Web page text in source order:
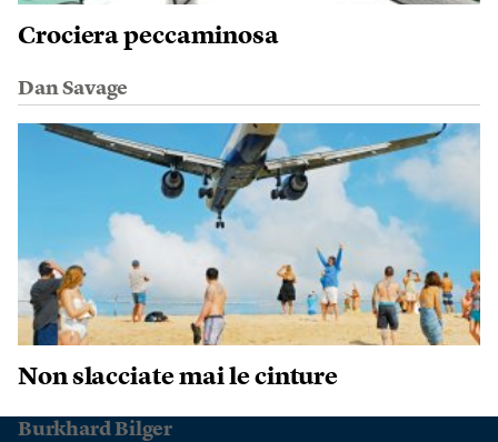
Crociera peccaminosa
Dan Savage
Non slacciate mai le cinture
Burkhard Bilger